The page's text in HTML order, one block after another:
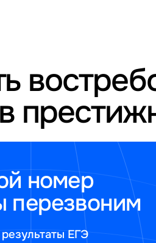
номер
перезвоним
ЕГЭ